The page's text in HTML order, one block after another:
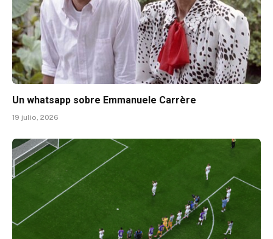
Un whatsapp sobre Emmanuele Carrère
19 julio, 2026